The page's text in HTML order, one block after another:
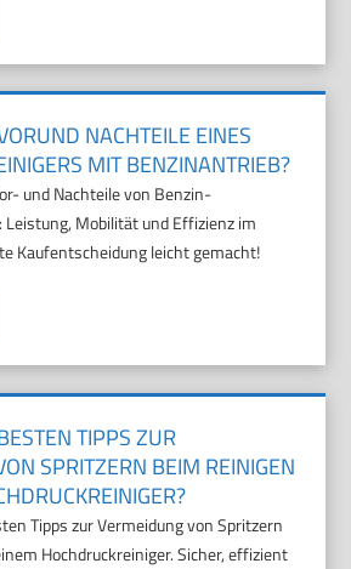
NACHTEILE EINES
MIT BENZINANTRIEB?
und Nachteile von Benzin-
Leistung, Mobilität und Effizienz im
Kaufentscheidung leicht gemacht!
TIPPS ZUR
SPRITZERN BEIM REINIGEN
Tipps zur Vermeidung von Spritzern
Hochdruckreiniger. Sicher, effizient